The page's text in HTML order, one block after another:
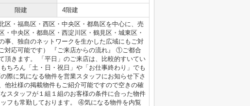
階建 4階建
区・福島区・西区・中央区・都島区を中心に、売
・中央区・都島区・西淀川区・鶴見区・城東区・
事、独自のネットワークを生かした広域にもご対
対応可能です） 『ご来店からの流れ』 ①ご都合
頂きます。 「平日」のご来店は、比較的すいてい
ちろん「土・日・祝日」や「お仕事終わり」でも
際に気になる物件を営業スタッフにお知らせ下さ
他社様の掲載物件もご紹介可能ですので空きの確
スタッフが１組１組のお客様の条件に合った物件
フも常勤しております。 ④気になる物件を内覧